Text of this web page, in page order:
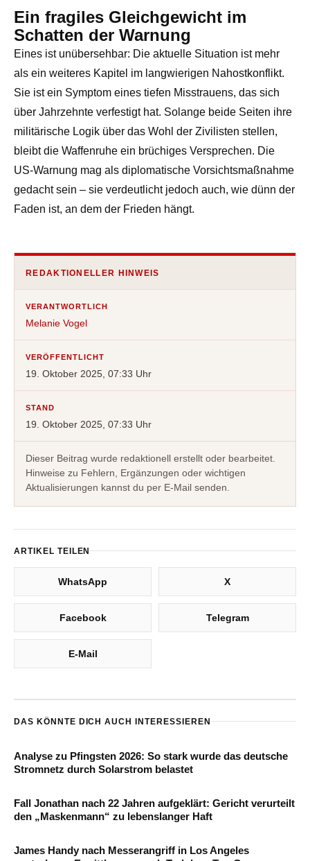
Ein fragiles Gleichgewicht im
Schatten der Warnung
Eines ist unübersehbar: Die aktuelle Situation ist mehr
als ein weiteres Kapitel im langwierigen Nahostkonflikt.
Sie ist ein Symptom eines tiefen Misstrauens, das sich
über Jahrzehnte verfestigt hat. Solange beide Seiten ihre
militärische Logik über das Wohl der Zivilisten stellen,
bleibt die Waffenruhe ein brüchiges Versprechen. Die
US-Warnung mag als diplomatische Vorsichtsmaßnahme
gedacht sein – sie verdeutlicht jedoch auch, wie dünn der
Faden ist, an dem der Frieden hängt.
REDAKTIONELLER HINWEIS
VERANTWORTLICH
Melanie Vogel
VERÖFFENTLICHT
19. Oktober 2025, 07:33 Uhr
STAND
19. Oktober 2025, 07:33 Uhr
Dieser Beitrag wurde redaktionell erstellt oder bearbeitet.
Hinweise zu Fehlern, Ergänzungen oder wichtigen
Aktualisierungen kannst du per E-Mail senden.
ARTIKEL TEILEN
WhatsApp X
Facebook Telegram
E-Mail
DAS KÖNNTE DICH AUCH INTERESSIEREN
Analyse zu Pfingsten 2026: So stark wurde das deutsche
Stromnetz durch Solarstrom belastet
Fall Jonathan nach 22 Jahren aufgeklärt: Gericht verurteilt
den „Maskenmann“ zu lebenslanger Haft
James Handy nach Messerangriff in Los Angeles